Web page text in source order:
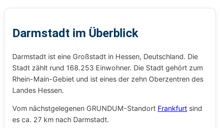
Darmstadt im Überblick
Darmstadt ist eine Großstadt in Hessen, Deutschland. Die
Stadt zählt rund 168.253 Einwohner. Die Stadt gehört zum
Rhein-Main-Gebiet und ist eines der zehn Oberzentren des
Landes Hessen.
Vom nächstgelegenen GRUNDUM-Standort Frankfurt sind
es ca. 27 km nach Darmstadt.